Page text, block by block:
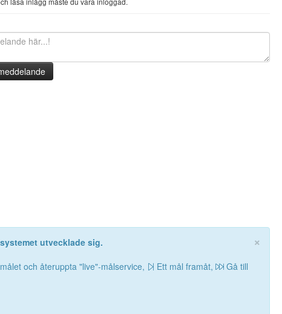
×
utvecklade sig.
och återuppta "live"-målservice, Ett mål framåt,
Gå till